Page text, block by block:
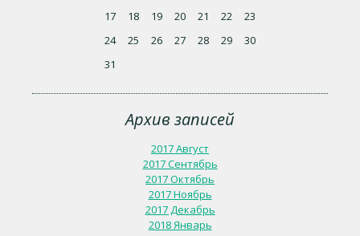
17
18 19 20 21 22
23
24
25 26 27 28 29
30
31
Архив записей
2017 Август
2017 Сентябрь
2017 Октябрь
2017 Ноябрь
2017 Декабрь
2018 Январь